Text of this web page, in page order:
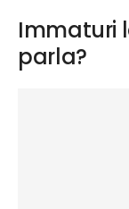
Immaturi
parla?